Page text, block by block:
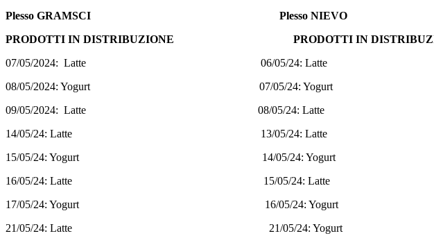
Plesso GRAMSCI Plesso NIEVO
PRODOTTI IN DISTRIBUZIONE PRODOTTI IN
07/05/2024: Latte 06/05/24: Latte
08/05/2024: Yogurt 07/05/24: Yogurt
09/05/2024: Latte 08/05/24: Latte
14/05/24: Latte 13/05/24: Latte
15/05/24: Yogurt 14/05/24: Yogurt
16/05/24: Latte 15/05/24: Latte
17/05/24: Yogurt 16/05/24: Yogurt
21/05/24: Latte 21/05/24: Yogurt